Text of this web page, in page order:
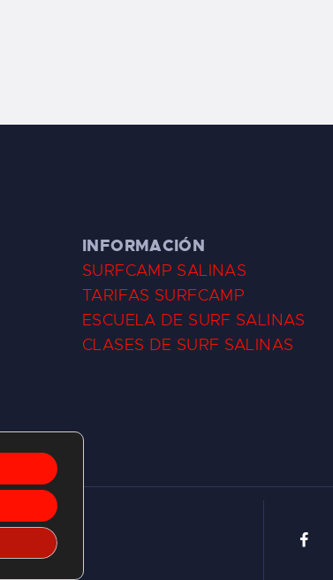
INFORMACIÓN
SURFCAMP SALINAS
TARIFAS SURFCAMP
ESCUELA DE SURF SALINAS
CLASES DE SURF SALINAS